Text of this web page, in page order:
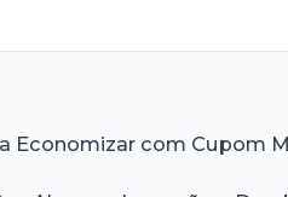
Economizar com Cupom